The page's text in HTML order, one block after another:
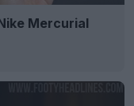
Mercurial